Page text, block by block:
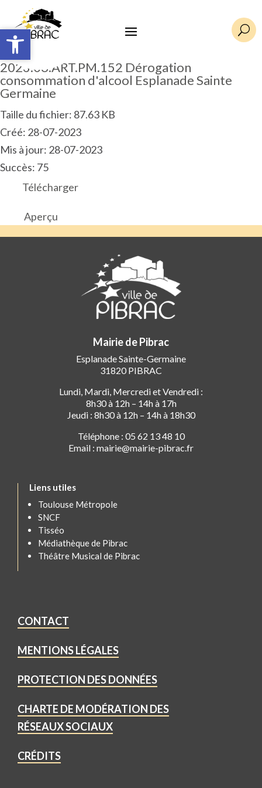
Ouvrir la barre d’outils U
2023.06.ART.PM.152 Dérogation
consommation d'alcool Esplanade Sainte
Germaine
Taille du fichier: 87.63 KB
Créé: 28-07-2023
Mis à jour: 28-07-2023
Succès: 75
Télécharger
Aperçu
Mairie de Pibrac
Esplanade Sainte-Germaine
31820 PIBRAC
Lundi, Mardi, Mercredi et Vendredi :
8h30 à 12h – 14h à 17h
Jeudi : 8h30 à 12h – 14h à 18h30
Téléphone : 05 62 13 48 10
Email : mairie@mairie-pibrac.fr
Liens utiles
Toulouse Métropole
SNCF
Tisséo
Médiathèque de Pibrac
Théâtre Musical de Pibrac
CONTACT
MENTIONS LÉGALES
PROTECTION DES DONNÉES
CHARTE DE MODÉRATION DES
RÉSEAUX SOCIAUX
CRÉDITS
Ouvrir la barre d’outils